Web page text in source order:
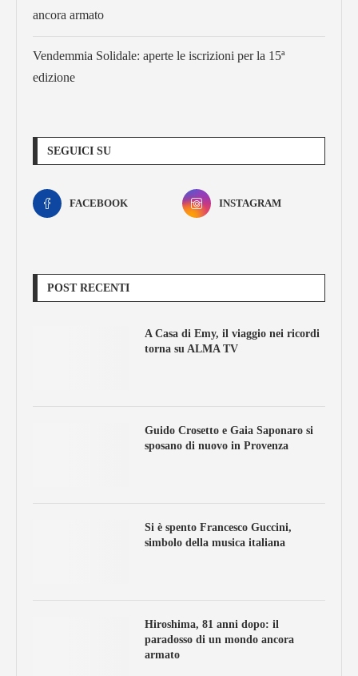
ancora armato
Vendemmia Solidale: aperte le iscrizioni per la 15ª
edizione
SEGUICI SU
FACEBOOK INSTAGRAM
POST RECENTI
A Casa di Emy, il viaggio nei ricordi
torna su ALMA TV
Guido Crosetto e Gaia Saponaro si
sposano di nuovo in Provenza
Si è spento Francesco Guccini,
simbolo della musica italiana
Hiroshima, 81 anni dopo: il
paradosso di un mondo ancora
armato